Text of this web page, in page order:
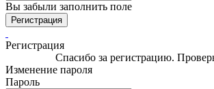
Вы забыли заполнить поле
Регистрация
Регистрация
Спасибо за регистрацию.
Изменение пароля
Пароль